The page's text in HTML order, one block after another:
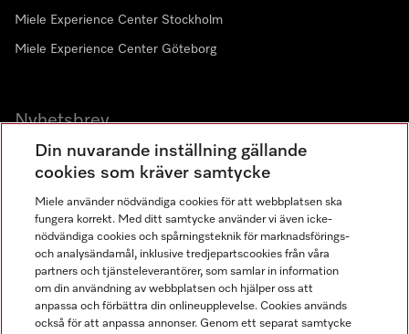
Miele Experience Center Stockholm
Miele Experience Center Göteborg
Nyhetsbrev
Gå med i vår gemenskap
Miele på LinkedIn
Miele på Facebook
Miele på Instagram
Miele på Youtube
Din nuvarande inställning gällande
cookies som kräver samtycke
Miele använder nödvändiga cookies för att webbplatsen ska
fungera korrekt. Med ditt samtycke använder vi även icke-
nödvändiga cookies och spårningsteknik för marknadsförings-
och analysändamål, inklusive tredjepartscookies från våra
partners och tjänsteleverantörer, som samlar in information
om din användning av webbplatsen och hjälper oss att
anpassa och förbättra din onlineupplevelse. Cookies används
också för att anpassa annonser. Genom ett separat samtycke